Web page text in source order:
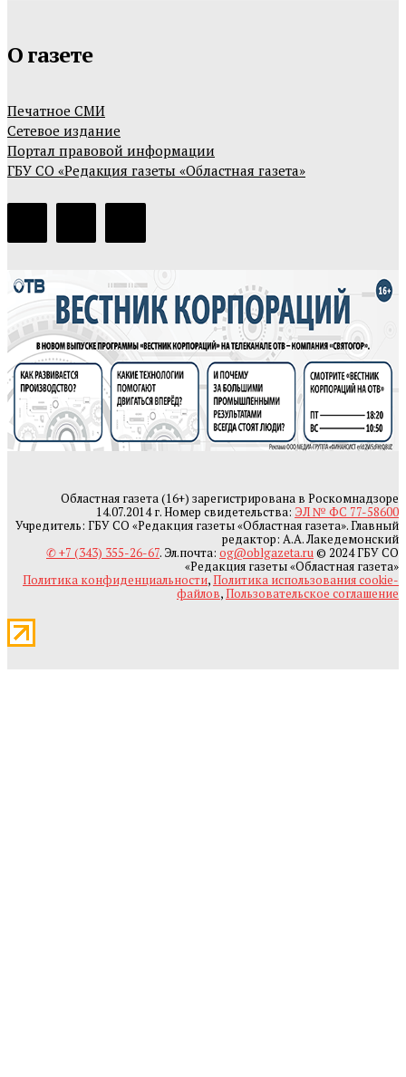
О газете
Печатное СМИ
Сетевое издание
Портал правовой информации
ГБУ СО «Редакция газеты «Областная газета»
Областная газета (16+) зарегистрирована в Роскомнадзоре
14.07.2014 г. Номер свидетельства: ЭЛ № ФС 77-58600
Учредитель: ГБУ СО «Редакция газеты «Областная газета». Главный
редактор: А.А. Лакедемонский
✆ +7 (343) 355-26-67. Эл.почта: og@oblgazeta.ru© 2024 ГБУ СО
«Редакция газеты «Областная газета»
Политика конфиденциальности,Политика использования cookie-
файлов,Пользовательское соглашение